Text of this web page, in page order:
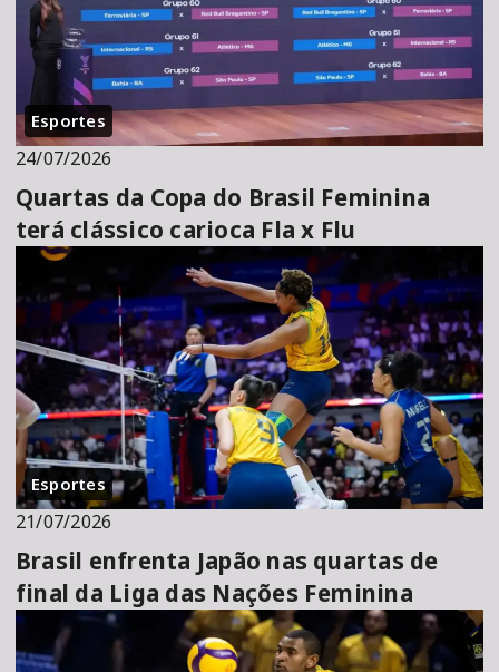
Esportes
24/07/2026
Quartas da Copa do Brasil Feminina
terá clássico carioca Fla x Flu
Esportes
21/07/2026
Brasil enfrenta Japão nas quartas de
final da Liga das Nações Feminina